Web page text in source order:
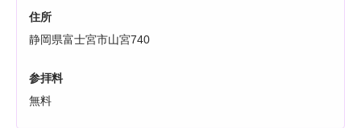
住所
静岡県富士宮市山宮740
参拝料
無料